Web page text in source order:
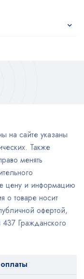
на сайте указаны
Также
менять
цену и информацию
о товаре носит
офертой,
Гражданского